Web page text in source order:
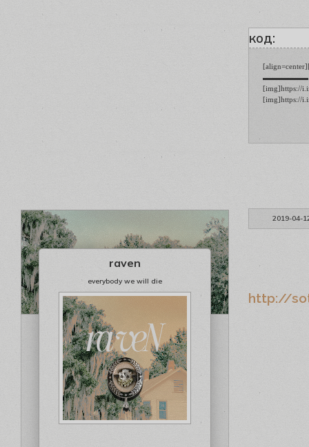
код:
▬▬▬▬▬▬
[img]https://
2019-04-
raven
everybody we will die
http://